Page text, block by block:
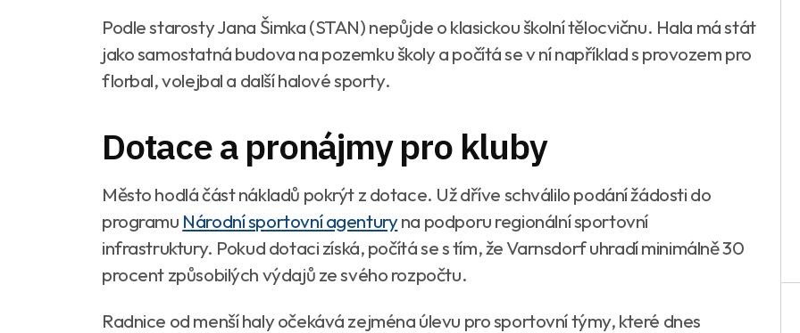
Podle starosty Jana Šimka (STAN) nepůjde o klasickou školní tělocvičnu. Hala má stát
jako samostatná budova na pozemku školy a počítá se v ní například s provozem pro
florbal, volejbal a další halové sporty.
Dotace a pronájmy pro kluby
Město hodlá část nákladů pokrýt z dotace. Už dříve schválilo podání žádosti do
programu Národní sportovní agenturyna podporu regionální sportovní
infrastruktury. Pokud dotaci získá, počítá se s tím, že Varnsdorf uhradí minimálně 30
procent způsobilých výdajů ze svého rozpočtu.
Radnice od menší haly očekává zejména úlevu pro sportovní týmy, které dnes